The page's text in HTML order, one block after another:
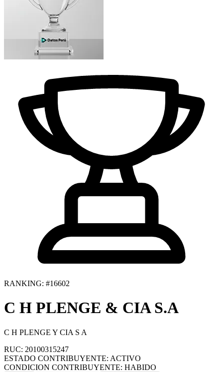
RANKING: #16602
C H PLENGE & CIA S.A
C H PLENGE Y CIA S A
RUC: 20100315247
ESTADO CONTRIBUYENTE: ACTIVO
CONDICION CONTRIBUYENTE: HABIDO